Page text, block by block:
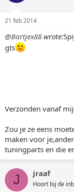
21 feb 2014
@Bartjex88 wrote:
gts
Verzonden vanaf
Zou je ze eens
maken voor
tuningparts en die
J jraaf
Hoort bij de